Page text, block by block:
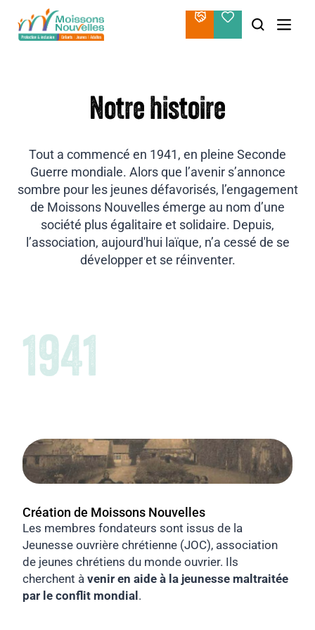
contenu
Notre histoire
Tout a commencé en 1941, en pleine Seconde
Guerre mondiale. Alors que l’avenir s’annonce
sombre pour les jeunes défavorisés, l’engagement
de Moissons Nouvelles émerge au nom d’une
société plus égalitaire et solidaire. Depuis,
l’association, aujourd'hui laïque, n’a cessé de se
développer et se réinventer.
1941
Création de Moissons Nouvelles
Les membres fondateurs sont issus de la
Jeunesse ouvrière chrétienne (JOC), association
de jeunes chrétiens du monde ouvrier. Ils
cherchent à venir en aide à la jeunesse maltraitée
par le conflit mondial .